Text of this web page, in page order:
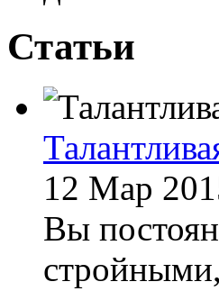
Статьи
12 Мар
Вы